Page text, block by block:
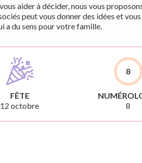
aider à décider, nous vous
peut vous donner des idées et
a du sens pour votre famille.
FÊTE
12 octobre
8
8